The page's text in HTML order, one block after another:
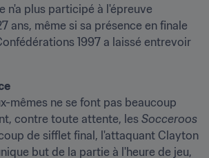
n'a plus participé à l'épreuve
ans, même si sa présence en finale
1997 a laissé entrevoir
mêmes ne se font pas beaucoup
contre toute attente, les Socceroos
de sifflet final, l'attaquant Clayton
but de la partie à l'heure de jeu,